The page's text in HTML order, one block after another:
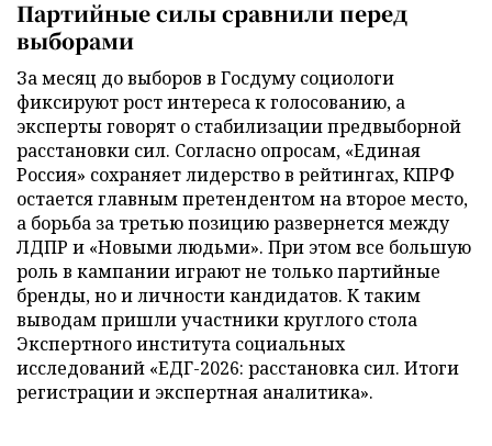
Партийные силы сравнили перед
выборами
За месяц до выборов в Госдуму социологи
фиксируют рост интереса к голосованию, а
эксперты говорят о стабилизации предвыборной
расстановки сил. Согласно опросам, «Единая
Россия» сохраняет лидерство в рейтингах, КПРФ
остается главным претендентом на второе место,
а борьба за третью позицию развернется между
ЛДПР и «Новыми людьми». При этом все большую
роль в кампании играют не только партийные
бренды, но и личности кандидатов. К таким
выводам пришли участники круглого стола
Экспертного института социальных
исследований «ЕДГ-2026: расстановка сил. Итоги
регистрации и экспертная аналитика».